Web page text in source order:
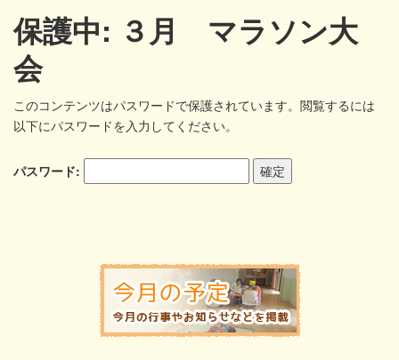
保護中: ３月 マラソン大
会
このコンテンツはパスワードで保護されています。閲覧するには
以下にパスワードを入力してください。
パスワード: